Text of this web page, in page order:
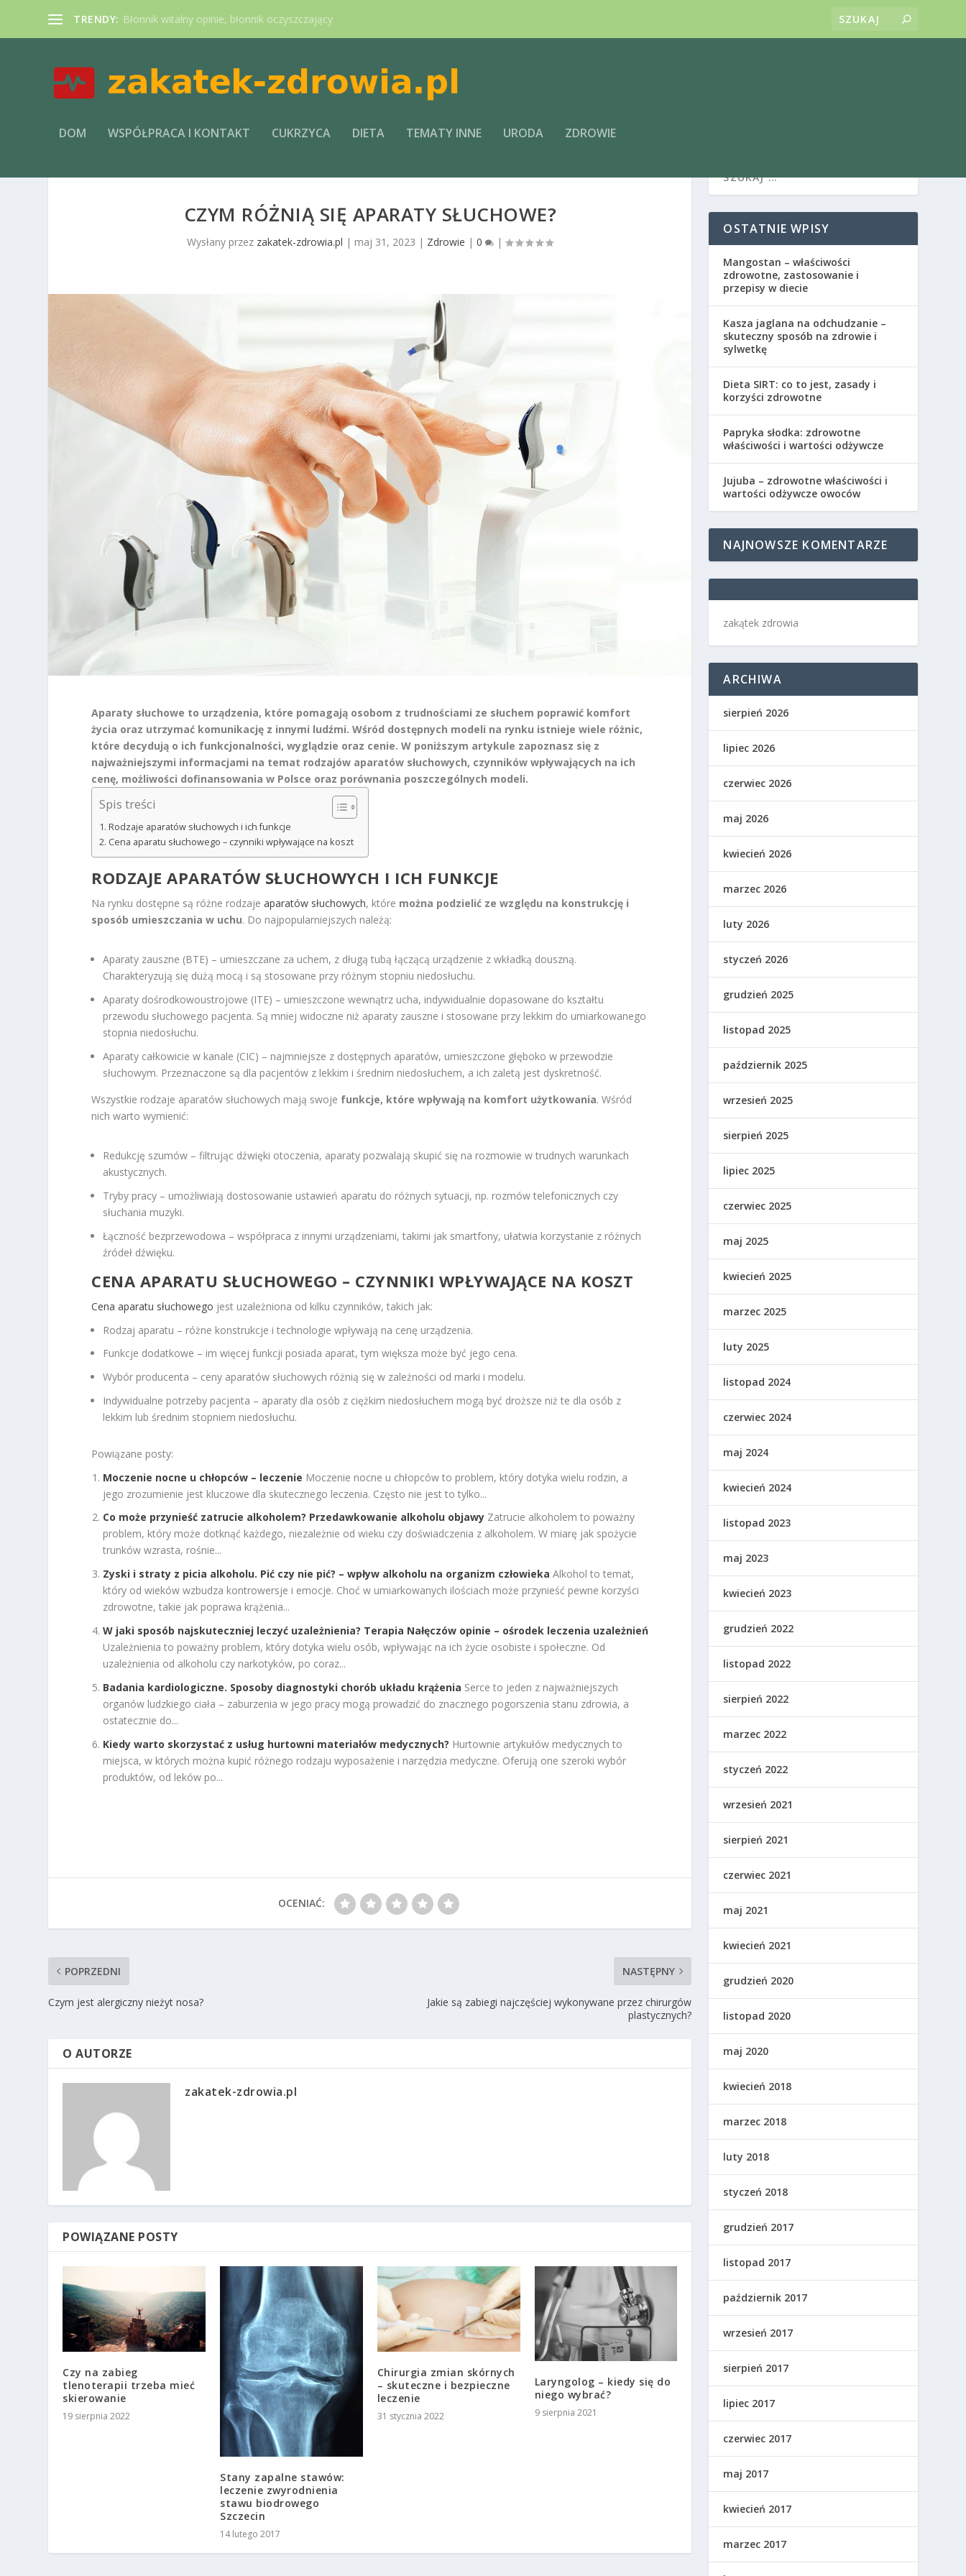
TRENDY: Błonnik witalny opinie, błonnik oczyszczający
DOM WSPÓŁPRACA I KONTAKT CUKRZYCA DIETA TEMATY INNE URODA ZDROWIE
CZYM RÓŻNIĄ SIĘ APARATY SŁUCHOWE?
Wysłany przez zakatek-zdrowia.pl | maj 31, 2023 | Zdrowie |0 |
Aparaty słuchowe to urządzenia, które pomagają osobom z trudnościami ze słuchem poprawić komfort
życia oraz utrzymać komunikację z innymi ludźmi. Wśród dostępnych modeli na rynku istnieje wiele różnic,
które decydują o ich funkcjonalności, wyglądzie oraz cenie. W poniższym artykule zapoznasz się z
najważniejszymi informacjami na temat rodzajów aparatów słuchowych, czynników wpływających na ich
cenę, możliwości dofinansowania w Polsce oraz porównania poszczególnych modeli.
Spis treści
Rodzaje aparatów słuchowych i ich funkcje
Cena aparatu słuchowego – czynniki wpływające na koszt
RODZAJE APARATÓW SŁUCHOWYCH I ICH FUNKCJE
Na rynku dostępne są różne rodzajeaparatów słuchowych, które można podzielić ze względu na konstrukcję i
sposób umieszczania w uchu. Do najpopularniejszych należą:
Aparaty zauszne (BTE) – umieszczane za uchem, z długą tubą łączącą urządzenie z wkładką douszną.
Charakteryzują się dużą mocą i są stosowane przy różnym stopniu niedosłuchu.
Aparaty dośrodkowoustrojowe (ITE) – umieszczone wewnątrz ucha, indywidualnie dopasowane do kształtu
przewodu słuchowego pacjenta. Są mniej widoczne niż aparaty zauszne i stosowane przy lekkim do umiarkowanego
stopnia niedosłuchu.
Aparaty całkowicie w kanale (CIC) – najmniejsze z dostępnych aparatów, umieszczone głęboko w przewodzie
słuchowym. Przeznaczone są dla pacjentów z lekkim i średnim niedosłuchem, a ich zaletą jest dyskretność.
Wszystkie rodzaje aparatów słuchowych mają swoje funkcje, które wpływają na komfort użytkowania. Wśród
nich warto wymienić:
Redukcję szumów – filtrując dźwięki otoczenia, aparaty pozwalają skupić się na rozmowie w trudnych warunkach
akustycznych.
Tryby pracy – umożliwiają dostosowanie ustawień aparatu do różnych sytuacji, np. rozmów telefonicznych czy
słuchania muzyki.
Łączność bezprzewodowa – współpraca z innymi urządzeniami, takimi jak smartfony, ułatwia korzystanie z różnych
źródeł dźwięku.
CENA APARATU SŁUCHOWEGO – CZYNNIKI WPŁYWAJĄCE NA KOSZT
Cena aparatu słuchowego jest uzależniona od kilku czynników, takich jak:
Rodzaj aparatu – różne konstrukcje i technologie wpływają na cenę urządzenia.
Funkcje dodatkowe – im więcej funkcji posiada aparat, tym większa może być jego cena.
Wybór producenta – ceny aparatów słuchowych różnią się w zależności od marki i modelu.
Indywidualne potrzeby pacjenta – aparaty dla osób z ciężkim niedosłuchem mogą być droższe niż te dla osób z
lekkim lub średnim stopniem niedosłuchu.
Powiązane posty:
Moczenie nocne u chłopców – leczenie Moczenie nocne u chłopców to problem, który dotyka wielu rodzin, a
jego zrozumienie jest kluczowe dla skutecznego leczenia. Często nie jest to tylko...
Co może przynieść zatrucie alkoholem? Przedawkowanie alkoholu objawy Zatrucie alkoholem to poważny
problem, który może dotknąć każdego, niezależnie od wieku czy doświadczenia z alkoholem. W miarę jak spożycie
trunków wzrasta, rośnie...
Zyski i straty z picia alkoholu. Pić czy nie pić? – wpływ alkoholu na organizm człowieka Alkohol to temat,
który od wieków wzbudza kontrowersje i emocje. Choć w umiarkowanych ilościach może przynieść pewne korzyści
zdrowotne, takie jak poprawa krążenia...
W jaki sposób najskuteczniej leczyć uzależnienia? Terapia Nałęczów opinie – ośrodek leczenia uzależnień
Uzależnienia to poważny problem, który dotyka wielu osób, wpływając na ich życie osobiste i społeczne. Od
uzależnienia od alkoholu czy narkotyków, po coraz...
Badania kardiologiczne. Sposoby diagnostyki chorób układu krążenia Serce to jeden z najważniejszych
organów ludzkiego ciała – zaburzenia w jego pracy mogą prowadzić do znacznego pogorszenia stanu zdrowia, a
ostatecznie do...
Kiedy warto skorzystać z usług hurtowni materiałów medycznych? Hurtownie artykułów medycznych to
miejsca, w których można kupić różnego rodzaju wyposażenie i narzędzia medyczne. Oferują one szeroki wybór
produktów, od leków po...
OCENIAĆ:
POPRZEDNI
Czym jest alergiczny nieżyt nosa?
NASTĘPNY
Jakie są zabiegi najczęściej wykonywane przez chirurgów
plastycznych?
O AUTORZE
zakatek-zdrowia.pl
POWIĄZANE POSTY
Czy na zabieg
tlenoterapii trzeba mieć
skierowanie
19 sierpnia 2022
Stany zapalne stawów:
leczenie zwyrodnienia
stawu biodrowego
Szczecin
14 lutego 2017
Chirurgia zmian skórnych
– skuteczne i bezpieczne
leczenie
31 stycznia 2022
Laryngolog – kiedy się do
niego wybrać?
9 sierpnia 2021
OSTATNIE WPISY
Mangostan – właściwości
zdrowotne, zastosowanie i
przepisy w diecie
Kasza jaglana na odchudzanie –
skuteczny sposób na zdrowie i
sylwetkę
Dieta SIRT: co to jest, zasady i
korzyści zdrowotne
Papryka słodka: zdrowotne
właściwości i wartości odżywcze
Jujuba – zdrowotne właściwości i
wartości odżywcze owoców
NAJNOWSZE KOMENTARZE
zakątek zdrowia
ARCHIWA
sierpień 2026
lipiec 2026
czerwiec 2026
maj 2026
kwiecień 2026
marzec 2026
luty 2026
styczeń 2026
grudzień 2025
listopad 2025
październik 2025
wrzesień 2025
sierpień 2025
lipiec 2025
czerwiec 2025
maj 2025
kwiecień 2025
marzec 2025
luty 2025
listopad 2024
czerwiec 2024
maj 2024
kwiecień 2024
listopad 2023
maj 2023
kwiecień 2023
grudzień 2022
listopad 2022
sierpień 2022
marzec 2022
styczeń 2022
wrzesień 2021
sierpień 2021
czerwiec 2021
maj 2021
kwiecień 2021
grudzień 2020
listopad 2020
maj 2020
kwiecień 2018
marzec 2018
luty 2018
styczeń 2018
grudzień 2017
listopad 2017
październik 2017
wrzesień 2017
sierpień 2017
lipiec 2017
czerwiec 2017
maj 2017
kwiecień 2017
marzec 2017